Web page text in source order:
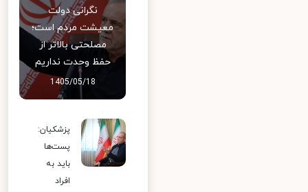
نگرانی دولت
معیشت مردم است؛
مصلحتی بالاتر از
حفظ وحدت نداریم
1405/05/18
پزشکیان:
پست‌ها
باید به
افراد